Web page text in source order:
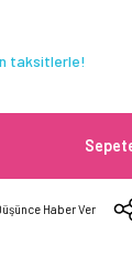
taksitlerle!
Haber Ver